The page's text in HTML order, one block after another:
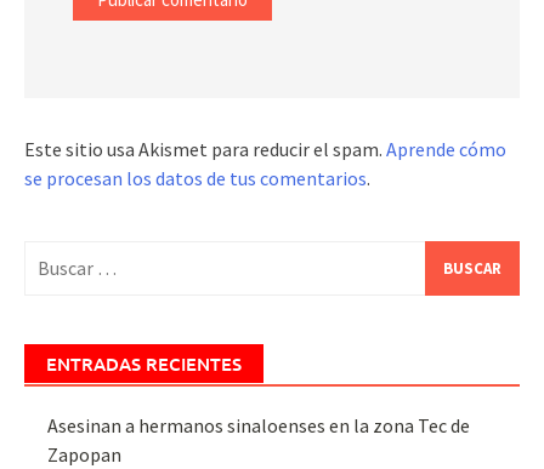
Este sitio usa Akismet para reducir el spam. Aprende cómo
se procesan los datos de tus comentarios.
ENTRADAS RECIENTES
Asesinan a hermanos sinaloenses en la zona Tec de
Zapopan